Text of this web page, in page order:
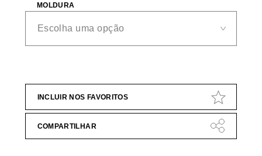
MOLDURA
INCLUIR NOS FAVORITOS
COMPARTILHAR